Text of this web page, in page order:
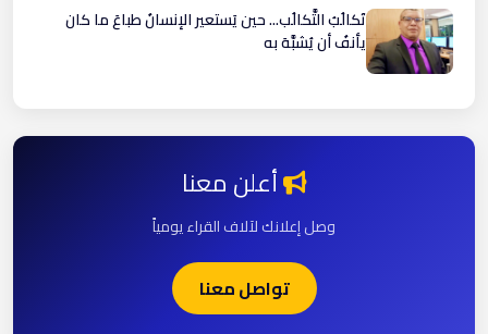
تَكالُبُ التَّكالُب... حين يَستعير الإنسانُ طباعَ ما كان
يأنفُ أن يُشبَّهَ به
أعلن معنا
وصل إعلانك لآلاف القراء يومياً
تواصل معنا